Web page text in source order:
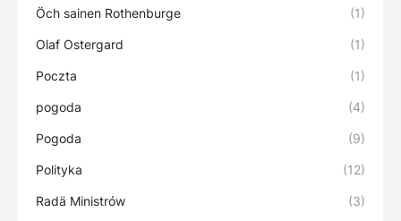
Öch sainen Rothenburge (1)
Olaf Ostergard (1)
Poczta (1)
pogoda (4)
Pogoda (9)
Polityka (12)
Radä Ministrów (3)